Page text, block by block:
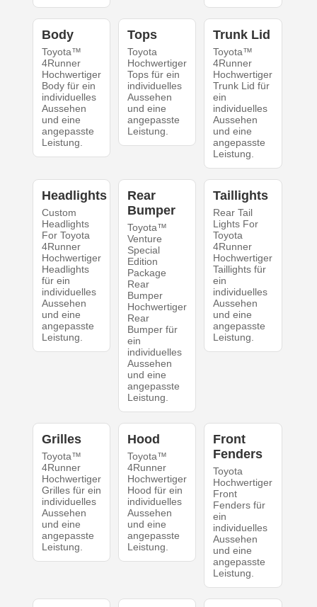
Body
Toyota™
4Runner
Hochwertiger
Body für ein
individuelles
Aussehen
und eine
angepasste
Leistung.
Tops
Toyota
Hochwertiger
Tops für ein
individuelles
Aussehen
und eine
angepasste
Leistung.
Trunk Lid
Toyota™
4Runner
Hochwertiger
Trunk Lid für
ein
individuelles
Aussehen
und eine
angepasste
Leistung.
Headlights
Custom
Headlights
For Toyota
4Runner
Hochwertiger
Headlights
für ein
individuelles
Aussehen
und eine
angepasste
Leistung.
Rear
Bumper
Toyota™
Venture
Special
Edition
Package
Rear
Bumper
Hochwertiger
Rear
Bumper für
ein
individuelles
Aussehen
und eine
angepasste
Leistung.
Taillights
Rear Tail
Lights For
Toyota
4Runner
Hochwertiger
Taillights für
ein
individuelles
Aussehen
und eine
angepasste
Leistung.
Grilles
Toyota™
4Runner
Hochwertiger
Grilles für ein
individuelles
Aussehen
und eine
angepasste
Leistung.
Hood
Toyota™
4Runner
Hochwertiger
Hood für ein
individuelles
Aussehen
und eine
angepasste
Leistung.
Front
Fenders
Toyota
Hochwertiger
Front
Fenders für
ein
individuelles
Aussehen
und eine
angepasste
Leistung.